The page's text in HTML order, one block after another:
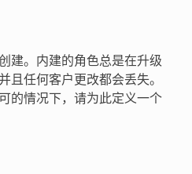
建。内建的角色总是在升级
且任何客户更改都会丢失。
的情况下，请为此定义一个